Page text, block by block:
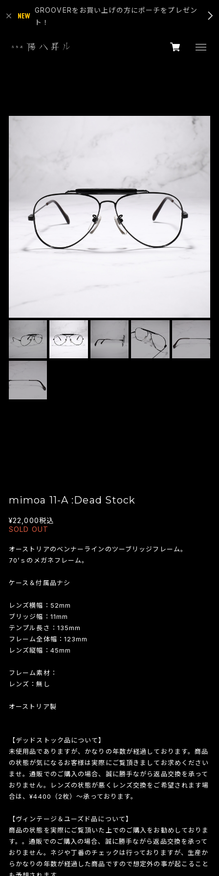
GROOVERをお買い上げの方にポーチをプレゼン
ト！
mimoa 11-A :Dead Stock
¥22,000税込
SOLD OUT
オーストリアのベンナーラインのツーブリッジフレーム。
70’ｓのメガネフレーム。
ケース＆付属品ナシ
レンズ横幅：52mm
ブリッジ幅：11mm
テンプル長さ：135mm
フレーム全体幅：123mm
レンズ縦幅：45mm
フレーム素材：
レンズ：無し
オーストリア製
【デッドストック品について】
未使用品でありますが、かなりの年数が経過しております。商品
の状態が気になるお客様は実際にご覧頂きましてお求めください
ませ。通販でのご購入の場合、誠に勝手ながら返品交換を承って
おりません。レンズの状態が悪くレンズ交換をご希望されます場
合は、¥4400（2枚）〜承っております。
【ヴィンテージ＆ユーズド品について】
商品の状態を実際にご覧頂いた上でのご購入をお勧めしておりま
す。。通販でのご購入の場合、誠に勝手ながら返品交換を承って
おりません。ネジや丁番のチェックは行っておりますが、生産か
らかなりの年数が経過した商品ですので想定外の事が起こること